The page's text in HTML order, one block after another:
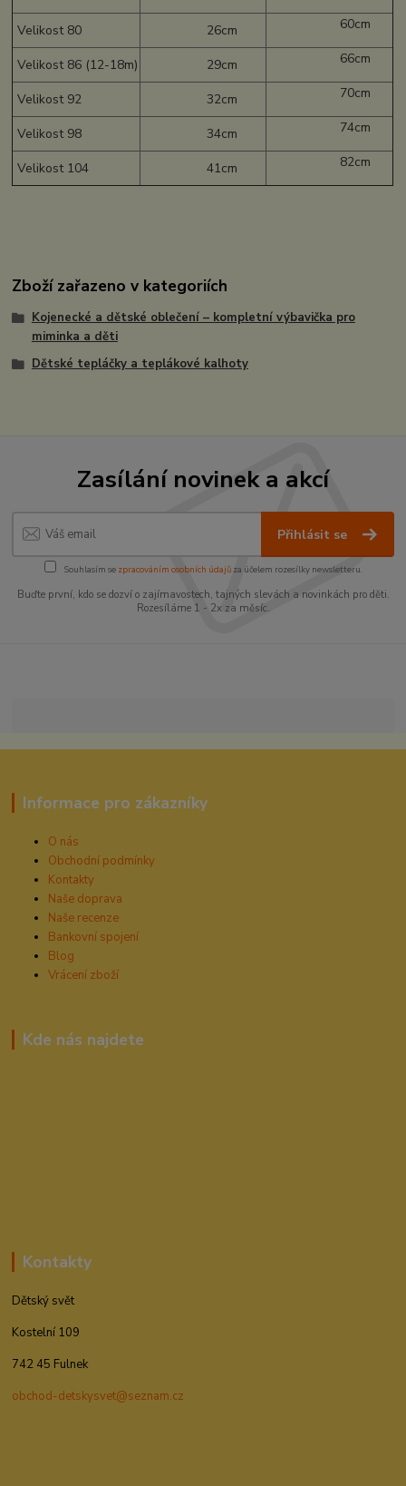
Velikost 80 26cm 60cm
Velikost 86 (12-18m) 29cm 66cm
Velikost 92 32cm 70cm
Velikost 98 34cm 74cm
Velikost 104 41cm 82cm
Zboží zařazeno v kategoriích
Kojenecké a dětské oblečení – kompletní výbavička pro
miminka a děti
Dětské tepláčky a teplákové kalhoty
Zasílání novinek a akcí
Přihlásit se
Souhlasím se zpracováním osobních údajůza účelem rozesílky newsletteru.
Buďte první, kdo se dozví o zajímavostech, tajných slevách a novinkách pro děti.
Rozesíláme 1 - 2x za měsíc.
Informace pro zákazníky
O nás
Obchodní podmínky
Kontakty
Naše doprava
Naše recenze
Bankovní spojení
Blog
Vrácení zboží
Kde nás najdete
Kontakty
Dětský svět
Kostelní 109
742 45 Fulnek
obchod-detskysvet@seznam.cz